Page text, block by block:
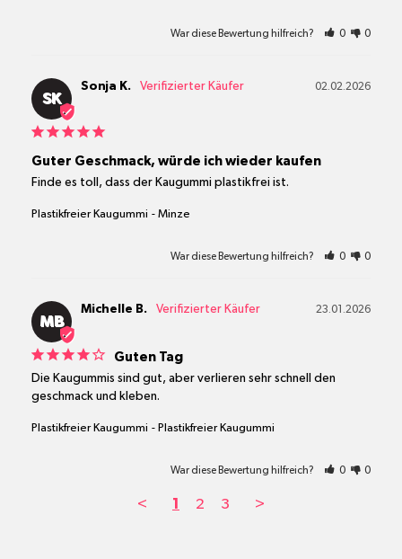
War diese Bewertung hilfreich? 0 0
SK
02.02.2026
Sonja K.
Guter Geschmack, würde ich wieder kaufen
Finde es toll, dass der Kaugummi plastikfrei ist.
Plastikfreier Kaugummi Minze
War diese Bewertung hilfreich? 0 0
MB
23.01.2026
Michelle B.
Guten Tag
Die Kaugummis sind gut, aber verlieren sehr schnell den
geschmack und kleben.
Plastikfreier Kaugummi Plastikfreier Kaugummi
War diese Bewertung hilfreich? 0 0
< 1 2 3 >